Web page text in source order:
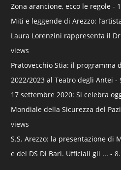
Zona arancione, ecco le regole -
Miti e leggende di Arezzo:
Laura Lorenzini rappresenta il
views
Pratovecchio Stia: il programma
2022/2023 al Teatro degli Antei -
17 settembre 2020: Si celebra
Mondiale della Sicurezza del
views
S.S. Arezzo: la presentazione di
e del DS Di Bari. Ufficiali gli ... -